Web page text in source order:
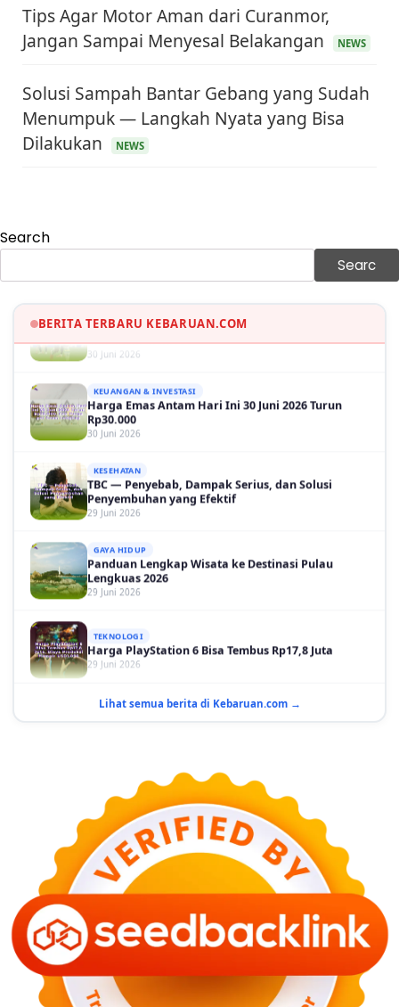
Tips Agar Motor Aman dari Curanmor,
Jangan Sampai Menyesal Belakangan
NEWS
Solusi Sampah Bantar Gebang yang Sudah
Menumpuk — Langkah Nyata yang Bisa
Dilakukan
NEWS
Search
Searc
BERITA TERBARU KEBARUAN.COM
KEUANGAN & INVESTASI
Bank dengan Konspirasi Tersembunyi
Martinelli Menit 90+5
30 Juni 2026
Harga Emas Antam Hari Ini 30 Juni 2026 Turun
Rp30.000
30 Juni 2026
TBC — Penyebab, Dampak Serius, dan Solusi
Penyembuhan yang Efektif
29 Juni 2026
Panduan Lengkap Wisata ke Destinasi Pulau
Lengkuas 2026
29 Juni 2026
Harga PlayStation 6 Bisa Tembus Rp17,8 Juta
29 Juni 2026
GAYA HIDUP
10 Adegan Film Terikat Janji yang Sangat Tak
Bahaya Memakai Softlens untuk Mata yang Jarang
Diketahui
29 Juni 2026
NASIONAL
PLN Kalimantan Lakukan Manajemen Beban
Akibat Gangguan PLTGU
29 Juni 2026
KEUANGAN & INVESTASI
Harga Minyak Dunia Hari Ini Naik, WTI dan Brent
30 Juni 2026
Lihat semua berita di Kebaruan.com →